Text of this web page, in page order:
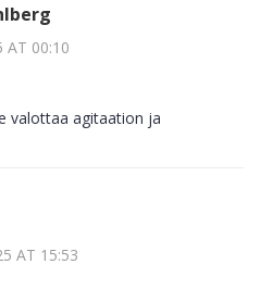
AT 00:10
valottaa agitaation ja
AT 15:53